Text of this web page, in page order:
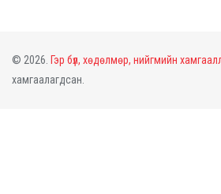
© 2026. Гэр бүл, хөдөлмөр, нийгмийн
хамгаалагдсан.